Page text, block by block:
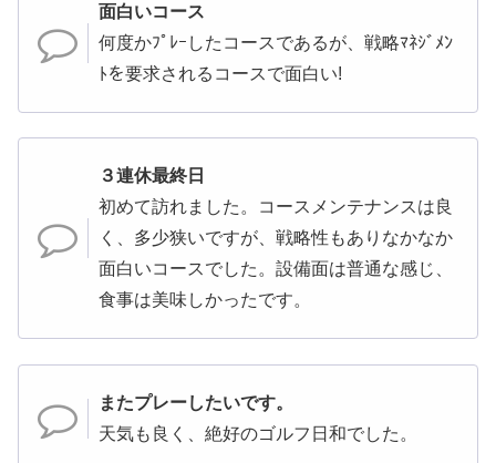
面白いコース
何度かﾌﾟﾚｰしたコースであるが、戦略ﾏﾈｼﾞﾒﾝ
ﾄを要求されるコースで面白い!
３連休最終日
初めて訪れました。コースメンテナンスは良
く、多少狭いですが、戦略性もありなかなか
面白いコースでした。設備面は普通な感じ、
食事は美味しかったです。
またプレーしたいです。
天気も良く、絶好のゴルフ日和でした。